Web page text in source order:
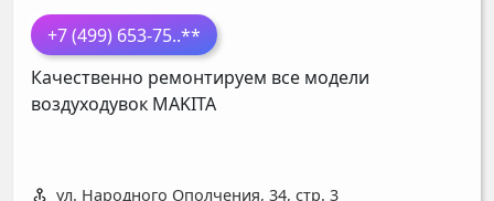
+7 (499) 653-75..**
Качественно ремонтируем все модели
воздуходувок MAKITA
ул. Народного Ополчения, 34, стр. 3